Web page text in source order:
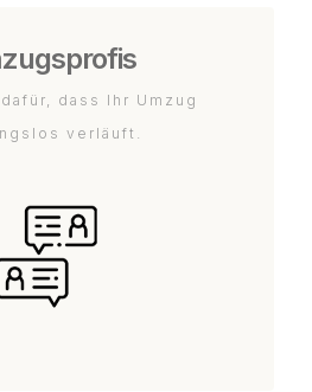
dass Ihr Umzug
verläuft.